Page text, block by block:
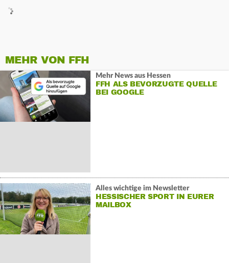
MEHR VON FFH
Mehr News aus Hessen
FFH ALS BEVORZUGTE QUELLE
BEI GOOGLE
Alles wichtige im Newsletter
HESSISCHER SPORT IN EURER
MAILBOX